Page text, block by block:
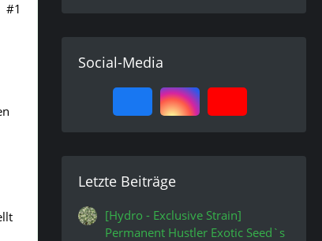
#1
Social-Media
Letzte Beiträge
[Hydro - Exclusive Strain]
Permanent Hustler Exotic Seed`s